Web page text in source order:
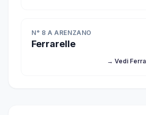
N° 8 A ARENZANO
Ferrarelle
→ Vedi